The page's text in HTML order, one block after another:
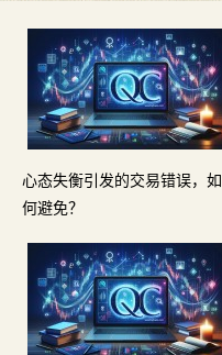
心态失衡引发的交易错误，如
何避免？